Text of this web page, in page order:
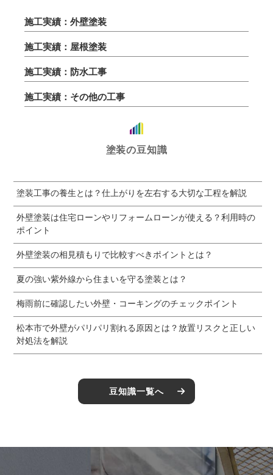
施工実績：外壁塗装
施工実績：屋根塗装
施工実績：防水工事
施工実績：その他の工事
塗装の豆知識
塗装工事の養生とは？仕上がりを左右する大切な工程を解説
外壁塗装は住宅ローンやリフォームローンが使える？利用時の
ポイント
外壁塗装の相見積もりで比較すべきポイントとは？
夏の強い紫外線から住まいを守る塗装とは？
梅雨前に確認したい外壁・コーキングのチェックポイント
松本市で外壁がパリパリ割れる原因とは？放置リスクと正しい
対処法を解説
豆知識一覧へ